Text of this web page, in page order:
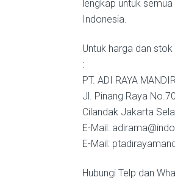
lengkap untuk
Indonesia.
Untuk harga dan
:
PT. ADI RAYA
Jl. Pinang Raya
Cilandak Jakarta
E-Mail:
E-Mail:
Hubungi Telp dan